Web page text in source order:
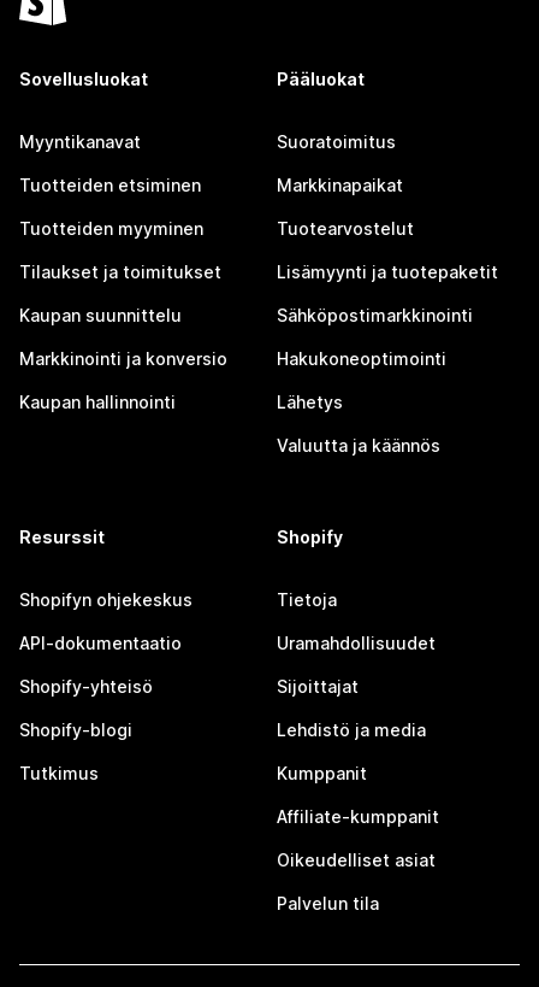
Sovellusluokat
Myyntikanavat
Tuotteiden etsiminen
Tuotteiden myyminen
Tilaukset ja toimitukset
Kaupan suunnittelu
Markkinointi ja konversio
Kaupan hallinnointi
Pääluokat
Suoratoimitus
Markkinapaikat
Tuotearvostelut
Lisämyynti ja tuotepaketit
Sähköpostimarkkinointi
Hakukoneoptimointi
Lähetys
Valuutta ja käännös
Resurssit
Shopifyn ohjekeskus
API-dokumentaatio
Shopify-yhteisö
Shopify-blogi
Tutkimus
Shopify
Tietoja
Uramahdollisuudet
Sijoittajat
Lehdistö ja media
Kumppanit
Affiliate-kumppanit
Oikeudelliset asiat
Palvelun tila